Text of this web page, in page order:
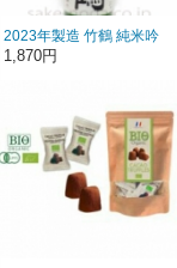
2023年製造 竹鶴 純米吟
醸生酒 初しぼり (720ml)
1,870円